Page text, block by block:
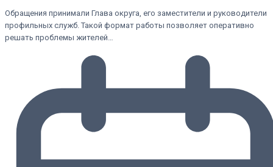
Обращения принимали Глава округа, его заместители и руководители
профильных служб. Такой формат работы позволяет оперативно
решать проблемы жителей…